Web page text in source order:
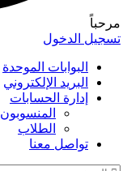
مرحباً
تسجيل الدخول
البوابات الموحدة
البريد الإلكتروني
إدارة الحسابات
المنسوبون
الطلاب
تواصل معنا